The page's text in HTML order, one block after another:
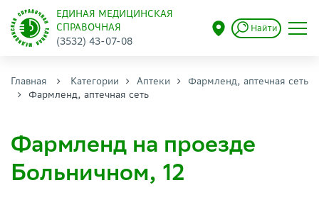
ЕДИНАЯ МЕДИЦИНСКАЯ
СПРАВОЧНАЯ
(3532) 43-07-08
Найти
Главная Категории Аптеки
Фармленд, аптечная сеть
Фармленд, аптечная сеть
Фармленд на проезде
Больничном, 12